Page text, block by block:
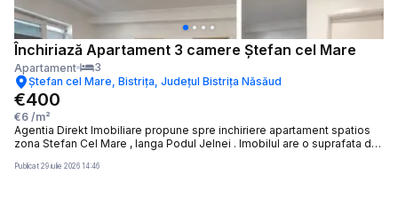
Închiriază Apartament 3 camere Ștefan cel Mare
Apartament
3
Ștefan cel Mare, Bistrița, Județul Bistrița Năsăud
€400
€6 /m²
Agentia Direkt Imobiliare propune spre inchiriere apartament spatios
zona Stefan Cel Mare , langa Podul Jelnei . Imobilul are o suprafata de
si bucatarie open space cu iesire pe balcon, 2 dormitoare , baie .
Publicat 29 iulie 2026 14:46